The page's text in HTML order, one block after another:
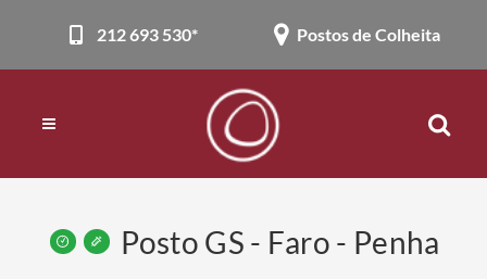
212 693 530* Postos de Colheita
Posto GS - Faro - Penha